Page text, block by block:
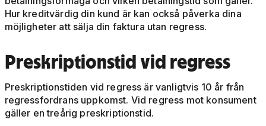
Hur kreditvärdig din kund är kan också påverka dina
möjligheter att sälja din faktura utan regress.
Preskriptionstidvid regress
Preskriptionstiden vid regress är vanligtvis 10 år från
regressfordrans uppkomst. Vid regress mot konsument
gäller en treårig preskriptionstid.